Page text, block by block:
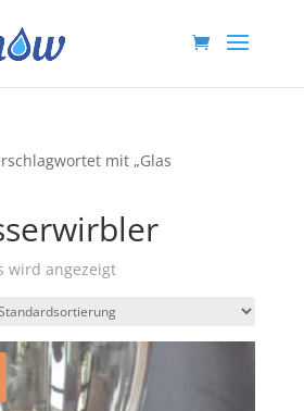
mit „Glas
wird angezeigt